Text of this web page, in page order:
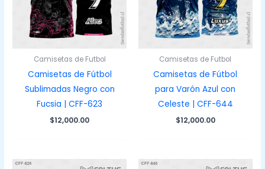
Camisetas de Futbol
Camisetas de Fútbol
Sublimadas Negro con
Fucsia | CFF-623
$12,000.00
Camisetas de Futbol
Camisetas de Fútbol
para Varón Azul con
Celeste | CFF-644
$12,000.00